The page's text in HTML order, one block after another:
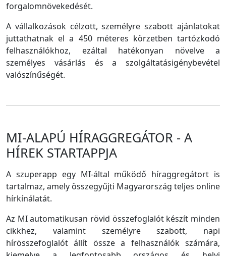
forgalomnövekedését.
A vállalkozások célzott, személyre szabott ajánlatokat
juttathatnak el a 450 méteres körzetben tartózkodó
felhasználókhoz, ezáltal hatékonyan növelve a
személyes vásárlás és a szolgáltatásigénybevétel
valószínűségét.
MI-ALAPÚ HÍRAGGREGÁTOR - A
HÍREK STARTAPPJA
A szuperapp egy MI-által működő híraggregátort is
tartalmaz, amely összegyűjti Magyarország teljes online
hírkínálatát.
Az MI automatikusan rövid összefoglalót készít minden
cikkhez, valamint személyre szabott, napi
hírösszefoglalót állít össze a felhasználók számára,